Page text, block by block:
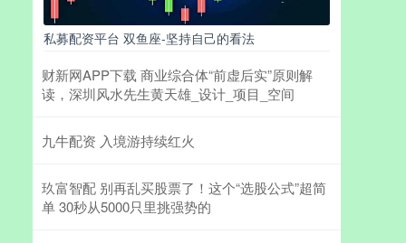
私募配资平台 双鱼座-坚持自己的看法
财新网APP下载 商业综合体“前虚后实”原则解
读，深圳风水先生黄天雄_设计_项目_空间
九牛配资 入境游持续红火
玖富智配 别再乱买股票了！这个“选股公式”超简
单 30秒从5000只里挑强势的